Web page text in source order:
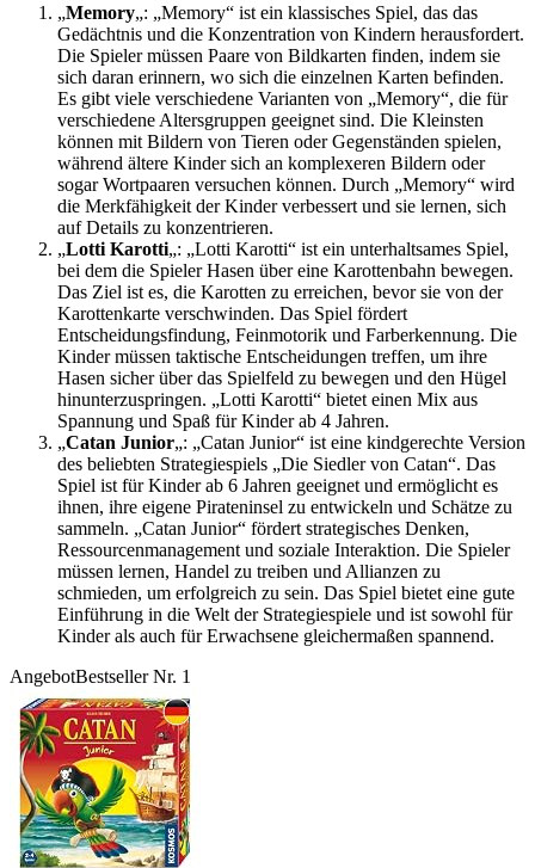
„Memory„: „Memory“ ist ein klassisches Spiel, das das
Gedächtnis und die Konzentration von Kindern herausfordert.
Die Spieler müssen Paare von Bildkarten finden, indem sie
sich daran erinnern, wo sich die einzelnen Karten befinden.
Es gibt viele verschiedene Varianten von „Memory“, die für
verschiedene Altersgruppen geeignet sind. Die Kleinsten
können mit Bildern von Tieren oder Gegenständen spielen,
während ältere Kinder sich an komplexeren Bildern oder
sogar Wortpaaren versuchen können. Durch „Memory“ wird
die Merkfähigkeit der Kinder verbessert und sie lernen, sich
auf Details zu konzentrieren.
„Lotti Karotti„: „Lotti Karotti“ ist ein unterhaltsames Spiel,
bei dem die Spieler Hasen über eine Karottenbahn bewegen.
Das Ziel ist es, die Karotten zu erreichen, bevor sie von der
Karottenkarte verschwinden. Das Spiel fördert
Entscheidungsfindung, Feinmotorik und Farberkennung. Die
Kinder müssen taktische Entscheidungen treffen, um ihre
Hasen sicher über das Spielfeld zu bewegen und den Hügel
hinunterzuspringen. „Lotti Karotti“ bietet einen Mix aus
Spannung und Spaß für Kinder ab 4 Jahren.
„Catan Junior„: „Catan Junior“ ist eine kindgerechte Version
des beliebten Strategiespiels „Die Siedler von Catan“. Das
Spiel ist für Kinder ab 6 Jahren geeignet und ermöglicht es
ihnen, ihre eigene Pirateninsel zu entwickeln und Schätze zu
sammeln. „Catan Junior“ fördert strategisches Denken,
Ressourcenmanagement und soziale Interaktion. Die Spieler
müssen lernen, Handel zu treiben und Allianzen zu
schmieden, um erfolgreich zu sein. Das Spiel bietet eine gute
Einführung in die Welt der Strategiespiele und ist sowohl für
Kinder als auch für Erwachsene gleichermaßen spannend.
AngebotBestseller Nr. 1